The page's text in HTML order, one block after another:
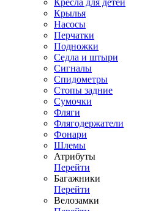
Кресла для детей
Крылья
Насосы
Перчатки
Подножки
Седла и штыри
Сигналы
Спидометры
Стопы задние
Сумочки
Фляги
Флягодержатели
Фонари
Шлемы
Атрибуты
Перейти
Багажники
Перейти
Велозамки